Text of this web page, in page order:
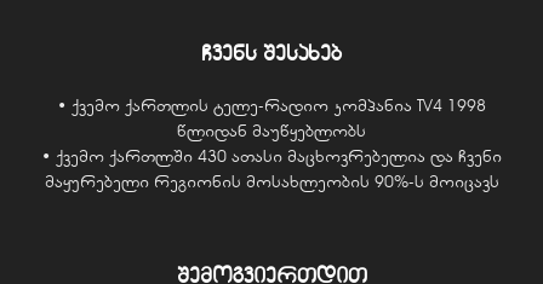
ჩვენს შესახებ
• ქვემო ქართლის ტელე-რადიო კომპანია TV4 1998
წლიდან მაუწყებლობს
• ქვემო ქართლში 430 ათასი მაცხოვრებელია და ჩვენი
მაყურებელი რეგიონის მოსახლეობის 90%-ს მოიცავს
შემოგვიერთდით